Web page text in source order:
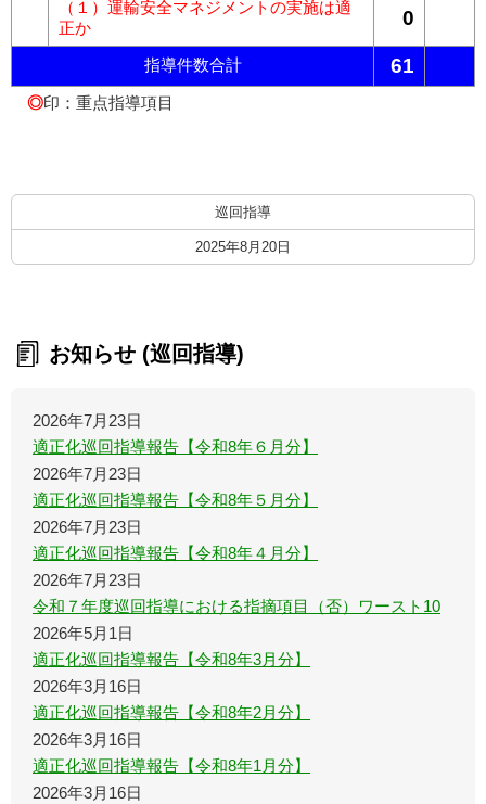
（１）運輸安全マネジメントの実施は適
正か
0
指導件数合計 61
◎印：重点指導項目
巡回指導
2025年8月20日
お知らせ (巡回指導)
2026年7月23日
適正化巡回指導報告【令和8年６月分】
2026年7月23日
適正化巡回指導報告【令和8年５月分】
2026年7月23日
適正化巡回指導報告【令和8年４月分】
2026年7月23日
令和７年度巡回指導における指摘項目（否）ワースト10
2026年5月1日
適正化巡回指導報告【令和8年3月分】
2026年3月16日
適正化巡回指導報告【令和8年2月分】
2026年3月16日
適正化巡回指導報告【令和8年1月分】
2026年3月16日